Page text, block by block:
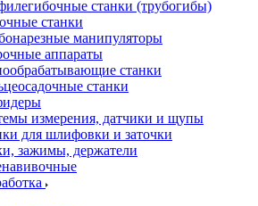
станки (трубогибы)
станки
манипуляторы
аппараты
станки
станки
измерения, датчики и щупы
для шлифовки и заточки
зажимы, держатели